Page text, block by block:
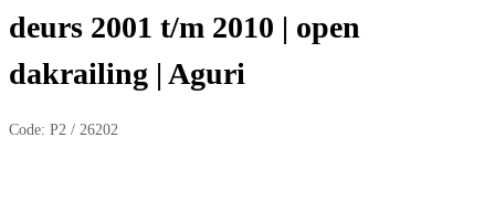
deurs 2001 t/m 2010 | open
dakrailing | Aguri
Code: P2 / 26202